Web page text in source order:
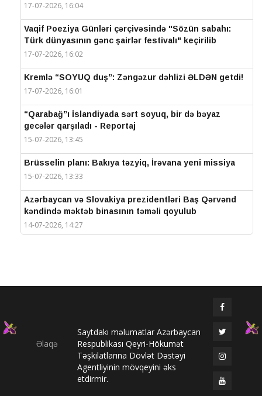
17-07-2026, 16:04
Vaqif Poeziya Günləri çərçivəsində "Sözün sabahı:
Türk dünyasının gənc şairlər festivalı" keçirilib
17-07-2026, 16:02
Kremlə “SOYUQ duş”: Zəngəzur dəhlizi ƏLDƏN getdi!
17-07-2026, 16:01
“Qarabağ”ı İslandiyada sərt soyuq, bir də bəyaz
gecələr qarşıladı - Reportaj
15-07-2026, 13:45
Brüsselin planı: Bakıya təzyiq, İrəvana yeni missiya
15-07-2026, 13:33
Azərbaycan və Slovakiya prezidentləri Baş Qərvənd
kəndində məktəb binasının təməli qoyulub
14-07-2026, 14:27
Prezidentlər Şuşada mətbuata bəyanatlarla çıxış
Elməddin Behbud: “IV Şuşa Qlobal Media Forumu
beynəlxalq media əməkdaşlığının nüfuzlu
platformasına çevrilib”
14-07-2026, 14:24
Əlaqə
Saytdakı məlumatlar Azərbaycan
Respublikası Qeyri-Hökumət
Təşkilatlarına Dövlət Dəstəyi
Agentliyinin mövqeyini əks
etdirmir.